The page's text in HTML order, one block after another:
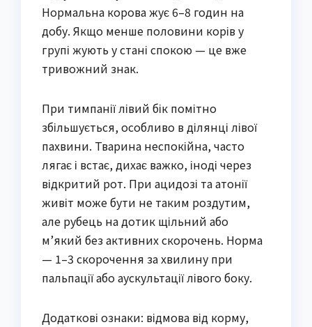
Нормальна корова жує 6–8 годин на
добу. Якщо менше половини корів у
групі жують у стані спокою — це вже
тривожний знак.
При тимпанії лівий бік помітно
збільшується, особливо в ділянці лівої
пахвини. Тварина неспокійна, часто
лягає і встає, дихає важко, іноді через
відкритий рот. При ацидозі та атонії
живіт може бути не таким роздутим,
але рубець на дотик щільний або
м’який без активних скорочень. Норма
— 1–3 скорочення за хвилину при
пальпації або аускультації лівого боку.
Додаткові ознаки: відмова від корму,